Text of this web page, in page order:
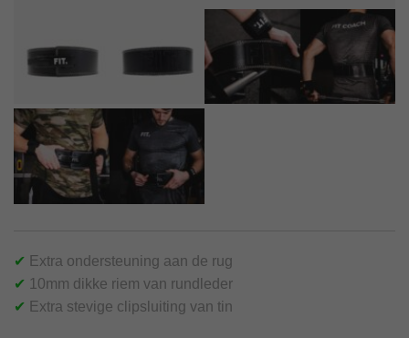
✔ Extra ondersteuning aan de rug
✔ 10mm dikke riem van rundleder
✔ Extra stevige clipsluiting van tin